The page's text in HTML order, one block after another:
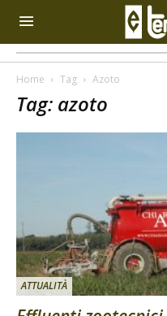
Home Tag Azoto
Tag: azoto
ATTUALITÀ